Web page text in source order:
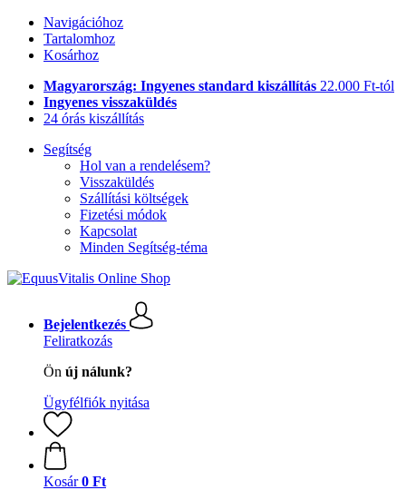
Navigációhoz
Tartalomhoz
Kosárhoz
Magyarország: Ingyenes standard kiszállítás 22.000 Ft-tól
Ingyenes visszaküldés
24 órás kiszállítás
Segítség
Hol van a rendelésem?
Visszaküldés
Szállítási költségek
Fizetési módok
Kapcsolat
Minden Segítség-téma
Bejelentkezés
Feliratkozás
Ön új nálunk?
Ügyfélfiók nyitása
Kosár 0 Ft